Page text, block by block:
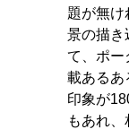
題が無
景の描き
て、ポー
載あるあ
印象が
もあれ、